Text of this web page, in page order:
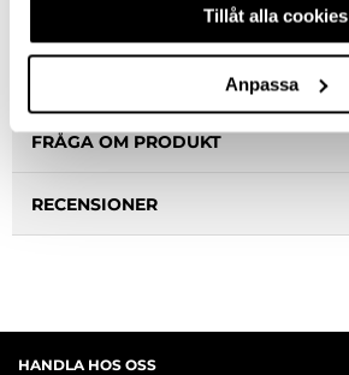
Tillåt alla cookies
Anpassa
FRÅGA OM PRODUKT
RECENSIONER
HANDLA HOS OSS